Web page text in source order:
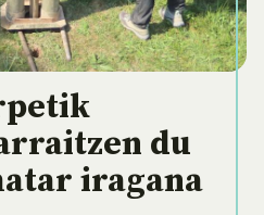
du
iragana